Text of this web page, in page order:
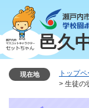
ジ
の
先
ュ
ー
を
邑久
現在地 トップ
> 生徒の